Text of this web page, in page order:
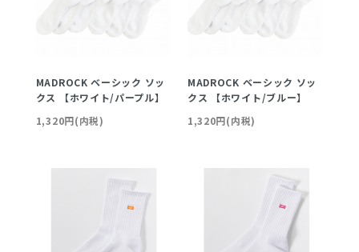
MADROCK ベーシック ソッ
クス 【ホワイト/パープル】
1,320円(内税)
MADROCK ベーシック ソッ
クス 【ホワイト/ブルー】
1,320円(内税)